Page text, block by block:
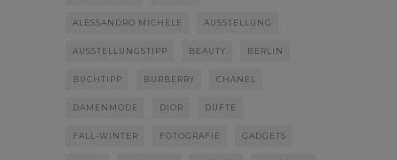
ALESSANDRO MICHELE AUSSTELLUNG
AUSSTELLUNGSTIPP BEAUTY BERLIN
BUCHTIPP BURBERRY CHANEL
DAMENMODE DIOR DÜFTE
FALL-WINTER FOTOGRAFIE GADGETS